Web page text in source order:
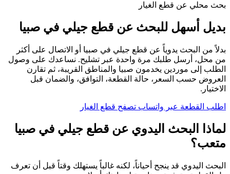
بحث محلي عن قطع الغيار
بديل أسهل للبحث عن قطع جيلي في صبيا
بدلاً من البحث يدوياً عن قطع جيلي في صبيا أو الاتصال على أكثر
من محل، أرسل طلبك مرة واحدة عبر تشليح. نساعدك على وصول
الطلب إلى موردين يخدمون صبيا والمناطق القريبة، ثم تقارن
العروض حسب السعر، حالة القطعة، التوافق، والضمان قبل
الاختيار.
اطلب القطعة عبر واتساب تصفح قطع الغيار
لماذا البحث اليدوي عن قطع جيلي في صبيا
متعب؟
البحث اليدوي قد ينجح أحياناً، لكنه غالباً يستهلك وقتاً قبل أن تعرف